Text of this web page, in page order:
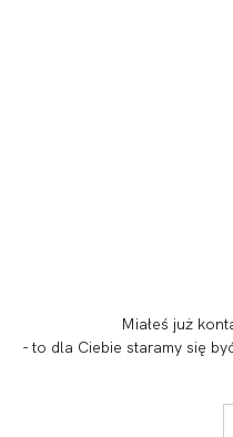
Miałeś już
- to dla Ciebie staramy się